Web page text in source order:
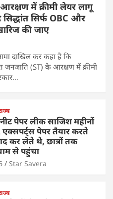
में क्रीमी लेयर लागू
सिद्धांत सिर्फ OBC और
की जाए
दाखिल कर कहा है कि
(ST) के आरक्षण में क्रीमी
पेपर लीक साजिश महीनों
पेपर तैयार करते
कर लेते थे, छात्रों तक
से पहुंचा
Star Savera